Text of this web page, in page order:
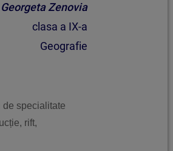
Zenovia
clasa a IX-a
Geografie
de specialitate
rift,